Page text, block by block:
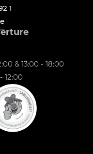
1
& 13:00 - 18:00
12:00